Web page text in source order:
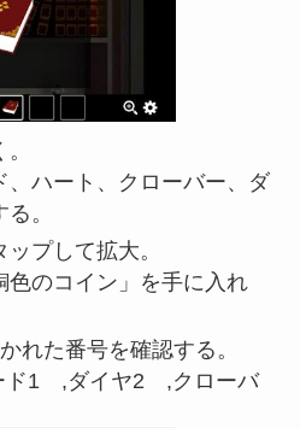
、ハート、クローバー、ダ
。
プして拡大。
色のコイン」を手に入れ
れた番号を確認する。
ド1 ,ダイヤ2 ,クローバ